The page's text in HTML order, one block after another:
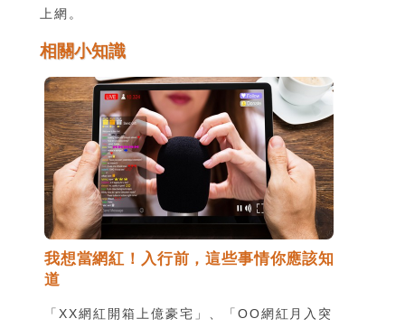
上網。
相關小知識
我想當網紅！入行前，這些事情你應該知
道
「XX網紅開箱上億豪宅」、「OO網紅月入突